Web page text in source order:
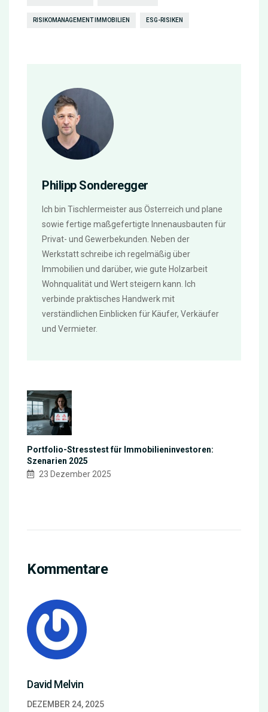
RISIKOMANAGEMENT IMMOBILIEN ESG-RISIKEN
Philipp Sonderegger
Ich bin Tischlermeister aus Österreich und plane
sowie fertige maßgefertigte Innenausbauten für
Privat- und Gewerbekunden. Neben der
Werkstatt schreibe ich regelmäßig über
Immobilien und darüber, wie gute Holzarbeit
Wohnqualität und Wert steigern kann. Ich
verbinde praktisches Handwerk mit
verständlichen Einblicken für Käufer, Verkäufer
und Vermieter.
Portfolio-Stresstest für Immobilieninvestoren:
Szenarien 2025
23 Dezember 2025
Kommentare
David Melvin
DEZEMBER 24, 2025